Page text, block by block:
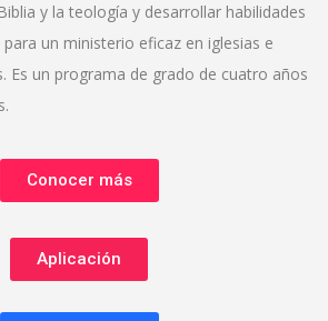
y la teología y desarrollar habilidades
un ministerio eficaz en iglesias e
Es un programa de grado de cuatro años
Conocer más
Aplicación